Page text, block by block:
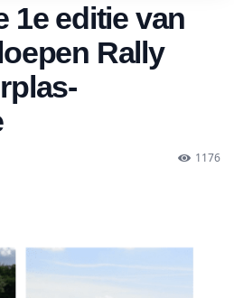
1e editie van
Rally
1176